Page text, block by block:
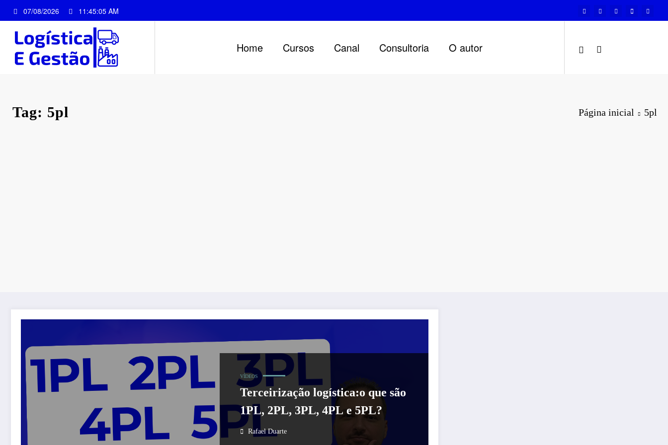
para
conteúdo
07/08/2026 11:45:05 AM
Home Cursos Canal Consultoria O autor
Tag: 5pl Página inicial 5pl
VÍDEOS
Terceirização logística:o que são
1PL, 2PL, 3PL, 4PL e 5PL?
Rafael Duarte